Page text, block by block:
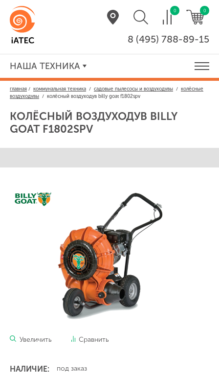
0 0
8 (495) 788-89-15
НАША ТЕХНИКА
главная / коммунальная техника / садовые пылесосы и воздуходувы / колёсные
воздуходувы / колёсный воздуходув billy goat f1802spv
КОЛЁСНЫЙ ВОЗДУХОДУВ BILLY
GOAT F1802SPV
Увеличить Сравнить
НАЛИЧИЕ: под заказ